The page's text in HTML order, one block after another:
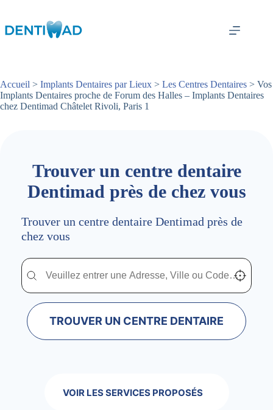
contenu
Accueil > Implants Dentaires par Lieux > Les Centres Dentaires > Vos
Implants Dentaires proche de Forum des Halles – Implants Dentaires
chez Dentimad Châtelet Rivoli, Paris 1
Trouver un centre dentaire
Dentimad près de chez vous
Trouver un centre dentaire Dentimad près de
chez vous
Trouver un centre dentaire Dentimad près de
Trouver un centre dentaire Dentimad près de chez vous Localisez-
TROUVER UN CENTRE DENTAIRE
VOIR LES SERVICES PROPOSÉS